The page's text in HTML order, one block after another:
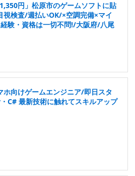
円」松原市のゲームソフトに貼
視検査/週払いOK/×空調完備×マイ
験・資格は一切不問!/大阪府/八尾
ホ向けゲームエンジニア/即日スタ
C# 最新技術に触れてスキルアップ